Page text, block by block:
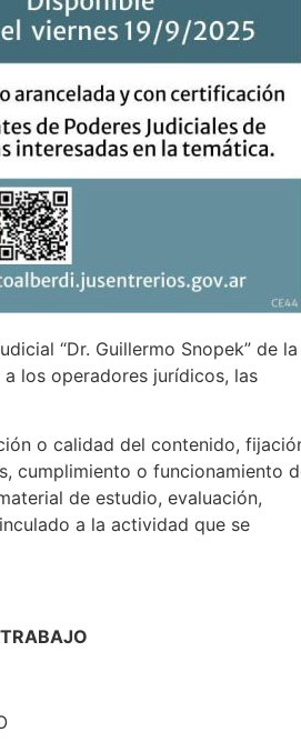
“Dr. Guillermo Snopek” de la
los operadores jurídicos, las
o calidad del contenido,
cumplimiento o funcionamiento
de estudio, evaluación,
a la actividad que se